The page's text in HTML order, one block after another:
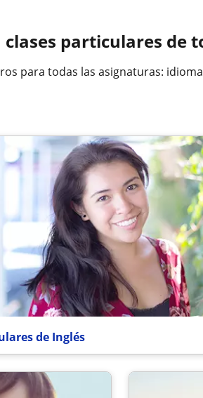
clases particulares de
para todas las asignaturas:
de Inglés